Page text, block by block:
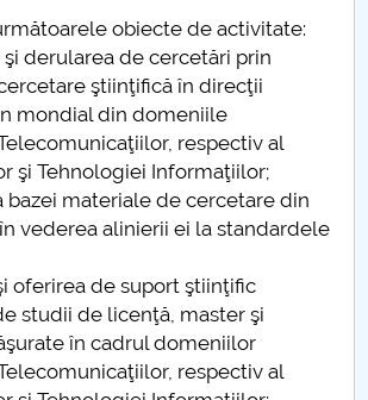
obiecte de activitate:
şi derularea de cercetări prin
ştiinţifică în direcţii
mondial din domeniile
respectiv al
şi Tehnologiei Informaţiilor;
bazei materiale de cercetare din
vederea alinierii ei la standardele
oferirea de suport ştiinţific
studii de licenţă, master şi
în cadrul domeniilor
respectiv al